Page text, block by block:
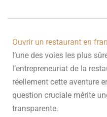
Ouvrir un restaurant en
l’une des voies les plus
l’entrepreneuriat de la
réellement cette aventure
question cruciale mérite
transparente.